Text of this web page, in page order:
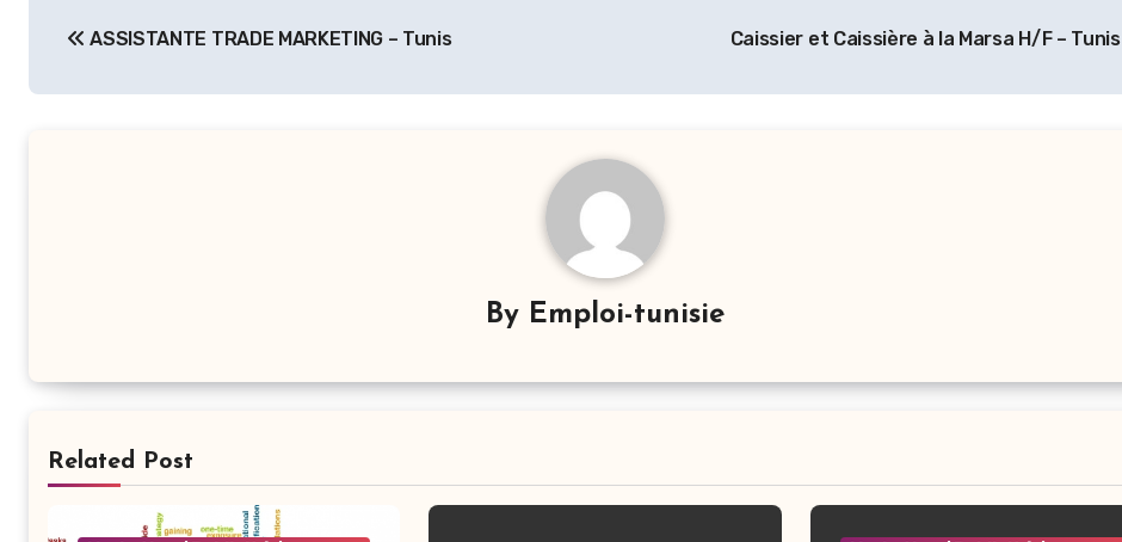
de
l’article
ASSISTANTE TRADE MARKETING – Tunis Caissier et Caissière à la Marsa H/F – Tunis
By Emploi-tunisie
Related Post